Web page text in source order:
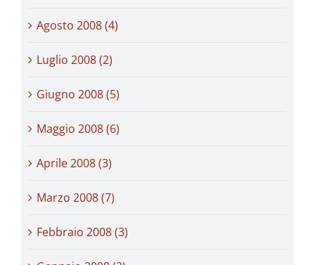
Agosto 2008 (4)
Luglio 2008 (2)
Giugno 2008 (5)
Maggio 2008 (6)
Aprile 2008 (3)
Marzo 2008 (7)
Febbraio 2008 (3)